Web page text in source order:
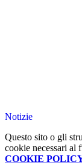
Notizie
Questo sito o gli
cookie necessari al
COOKIE